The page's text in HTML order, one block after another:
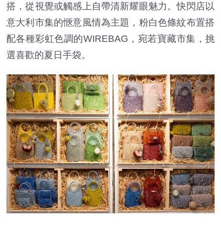
搭，從視覺或觸感上自帶清新耀眼魅力。快閃店以
意大利市集的愜意風情為主題，粉白色條紋布置搭
配各種彩虹色調的WIREBAG，宛若寶藏市集，挑
選喜歡的夏日手袋。